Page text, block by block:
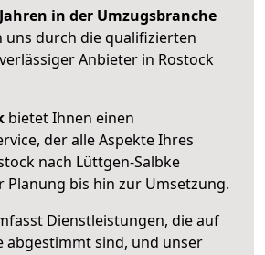
in der Umzugsbranche
uns durch die qualifizierten
Anbieter in Rostock
bietet Ihnen einen
der alle Aspekte Ihres
nach Lüttgen-Salbke
Planung bis hin zur Umsetzung.
Dienstleistungen, die auf
abgestimmt sind, und unser